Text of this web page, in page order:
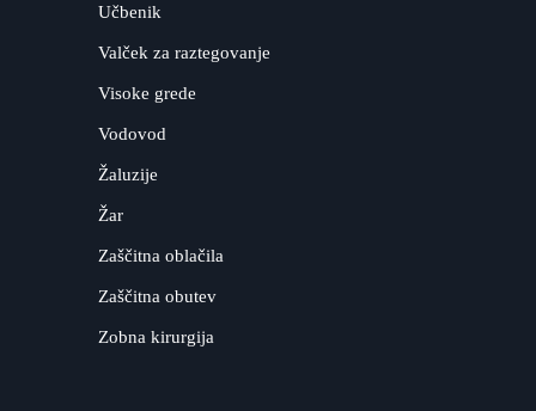
Učbenik
Valček za raztegovanje
Visoke grede
Vodovod
Žaluzije
Žar
Zaščitna oblačila
Zaščitna obutev
Zobna kirurgija